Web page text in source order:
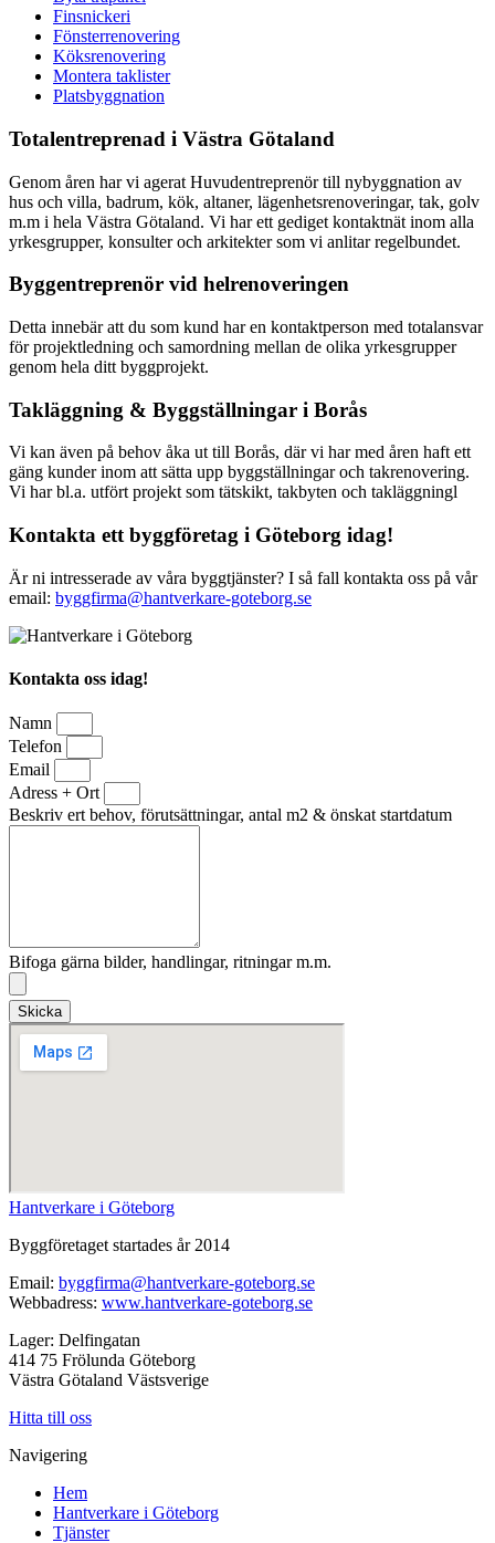
Finsnickeri
Fönsterrenovering
Köksrenovering
Montera taklister
Platsbyggnation
Totalentreprenad i Västra Götaland
Genom åren har vi agerat Huvudentreprenör till nybyggnation av
hus och villa, badrum, kök, altaner, lägenhetsrenoveringar, tak, golv
m.m i hela Västra Götaland. Vi har ett gediget kontaktnät inom alla
yrkesgrupper, konsulter och arkitekter som vi anlitar regelbundet.
Byggentreprenör vid helrenoveringen
Detta innebär att du som kund har en kontaktperson med totalansvar
för projektledning och samordning mellan de olika yrkesgrupper
genom hela ditt byggprojekt.
Takläggning & Byggställningar i Borås
Vi kan även på behov åka ut till Borås, där vi har med åren haft ett
gäng kunder inom att sätta upp byggställningar och takrenovering.
Vi har bl.a. utfört projekt som tätskikt, takbyten och takläggningl
Kontakta ett byggföretag i Göteborg idag!
Är ni intresserade av våra byggtjänster? I så fall kontakta oss på vår
email: byggfirma@hantverkare-goteborg.se
Kontakta oss idag!
Namn
Telefon
Email
Adress + Ort
Beskriv ert behov, förutsättningar, antal m2 & önskat startdatum
Bifoga gärna bilder, handlingar, ritningar m.m.
Skicka
Hantverkare i Göteborg
Byggföretaget startades år 2014
Email: byggfirma@hantverkare-goteborg.se
Webbadress: www.hantverkare-goteborg.se
Lager: Delfingatan
414 75 Frölunda Göteborg
Västra Götaland Västsverige
Hitta till oss
Navigering
Hem
Hantverkare i Göteborg
Tjänster